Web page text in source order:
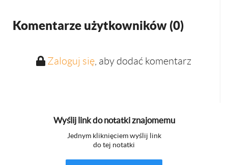
Komentarze użytkowników (0)
Zaloguj się, aby dodać komentarz
Wyślij link do notatki znajomemu
Jednym kliknięciem wyślij link
do tej notatki